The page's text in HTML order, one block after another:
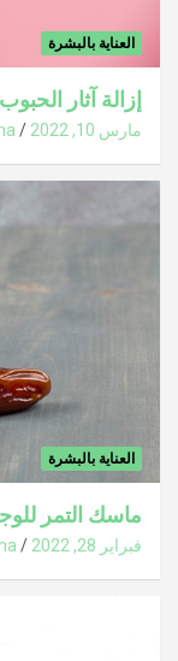
العناية بالبشرة
إزالة آثار
مارس 10, 2022
العناية بالبشرة
ماسك التمر
فبراير 28, 2022